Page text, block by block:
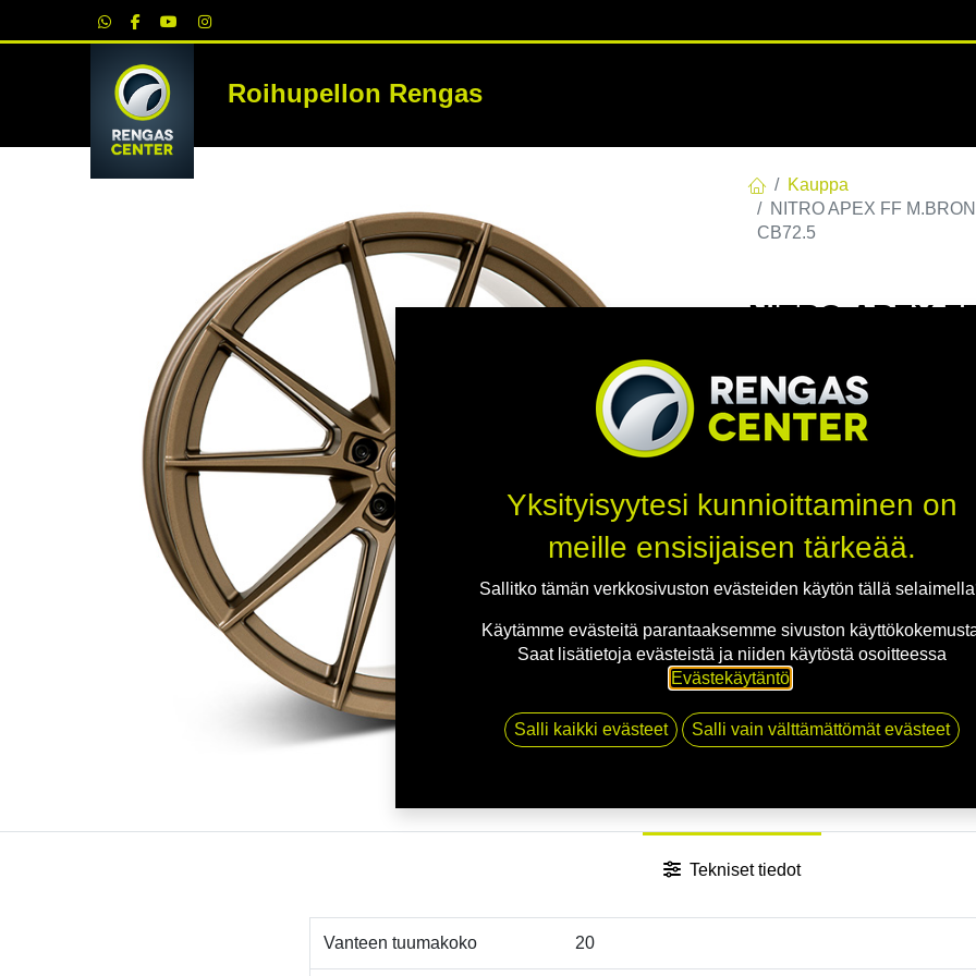
Roihupellon RengasRENKAAT
Kauppa
NITRO APEX FF
CB72.5
NITRO APEX
EAN:7332818115687
Tällä tuotteella ei ole
Jaa
Toimitusehdot
Tekniset tiedot
Vanteen tuumakoko 20
Yksityisyytesi kunnioittaminen on
meille ensisijaisen tärkeää.
Sallitko tämän verkkosivuston evästeiden käytön tällä
Käytämme evästeitä parantaaksemme sivuston
Saat lisätietoja evästeistä ja niiden käytöstä osoitteessa
Evästekäytäntö.
Salli kaikki evästeet Salli vain välttämättömät evästeet